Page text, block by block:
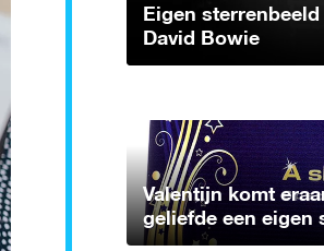
Eigen
David Bowie
Valentijn komt
geliefde een eigen